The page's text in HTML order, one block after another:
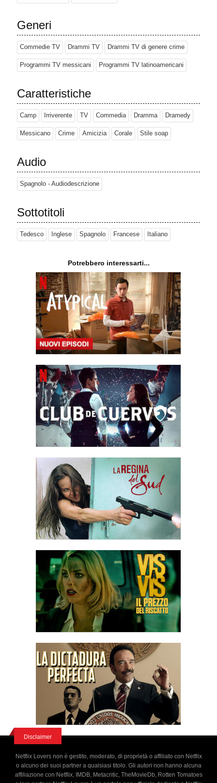
Generi
Commedie TV Drammi TV Drammi TV di genere crime
Programmi TV messicani Programmi TV latinoamericani
Caratteristiche
Camp Irriverente TV Commedia Dramma Dramedy
Messicano Crime Amicizia Corale Stile soap
Audio
Spagnolo - Audiodescrizione
Sottotitoli
Tedesco Inglese Spagnolo Francese Italiano
Potrebbero interessarti...
Disclaimer
Netflix Lovers non è gestito, moderato, di proprietà o affiliato con Netflix
o alcuno dei suoi partner a qualsiasi titolo. Gli autori non hanno alcuna
affiliazione con Netflix, IMDB, Metacritic, TheMovieDb, Rotten Tomatoes